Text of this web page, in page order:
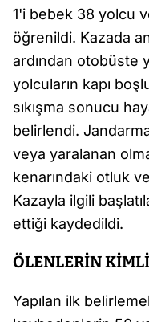
1'i bebek 38 yolcu
öğrenildi. Kazada
ardından otobüste
yolcuların kapı
sıkışma sonucu
belirlendi.
veya yaralanan
kenarındaki otluk
Kazayla ilgili
ettiği kaydedildi.
ÖLENLERİN
Yapılan ilk